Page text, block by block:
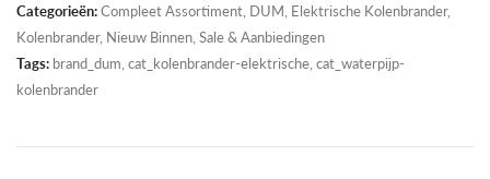
Categorieën:Compleet Assortiment DUM Elektrische Kolenbrander,
Kolenbrander, Nieuw Binnen Sale & Aanbiedingen
Tags: brand_dum, cat_kolenbrander-elektrische, cat_waterpijp-
kolenbrander